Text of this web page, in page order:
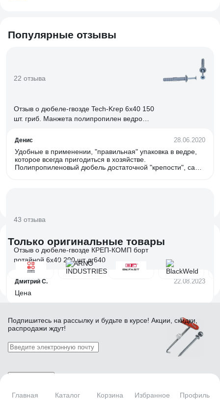
Главная Каталог Корзина Избранное Профиль
Популярные отзывы
22 отзыва
Отзыв о дюбеле-гвозде Tech-Krep 6х40 150
шт. гриб. Манжета полипропилен ведро
Денис 28.06.2020
Удобные в применении, "правильная" упаковка в ведре,
которое всегда пригодиться в хозяйстве.
Полипропиленовый дюбель достаточной "крепости", сам
43 отзыва
Отзыв о дюбеле-гвозде КРЕП-КОМП борт
потайной 6х40 200 шт дг640
Дмитрий С. 22.08.2023
Цена
12 отзывов
Отзыв о дюбеле с шурупом Fischer DUOTEC
Только оригинальные товары
Подпишитесь на рассылку и будьте в курсе! Акции, скидки,
распродажи ждут!